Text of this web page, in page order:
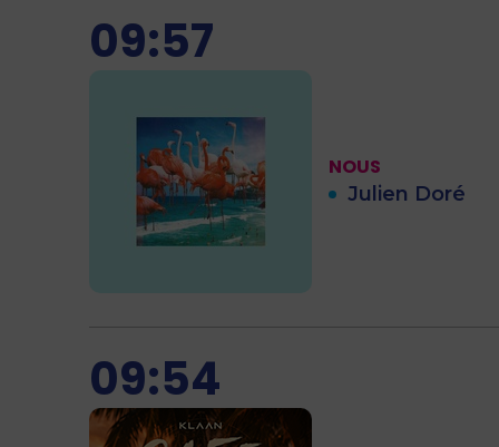
09:57
NOUS
Julien Doré
09:54